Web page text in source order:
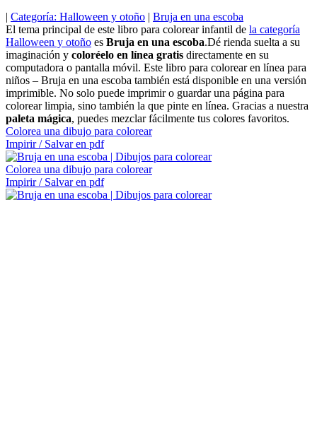
| Categoría: Halloween y otoño | Bruja en una escoba
El tema principal de este libro para colorear infantil de la categoría
Halloween y otoño es Bruja en una escoba.Dé rienda suelta a su
imaginación y coloréelo en línea gratis directamente en su
computadora o pantalla móvil. Este libro para colorear en línea para
niños – Bruja en una escoba también está disponible en una versión
imprimible. No solo puede imprimir o guardar una página para
colorear limpia, sino también la que pinte en línea. Gracias a nuestra
paleta mágica, puedes mezclar fácilmente tus colores favoritos.
Colorea una dibujo para colorear
Impirir / Salvar en pdf
Colorea una dibujo para colorear
Impirir / Salvar en pdf